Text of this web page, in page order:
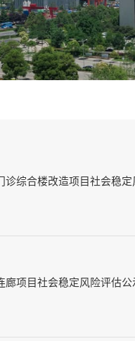
诊综合楼改造项目社会稳定
廊项目社会稳定风险评估公